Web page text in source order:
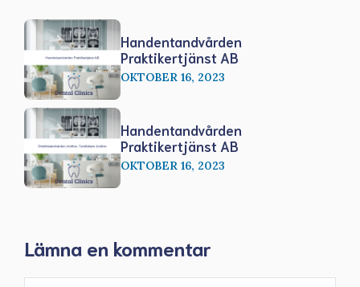
Handentandvården
Praktikertjänst AB
OKTOBER 16, 2023
Handentandvården
Praktikertjänst AB
OKTOBER 16, 2023
Lämna en kommentar